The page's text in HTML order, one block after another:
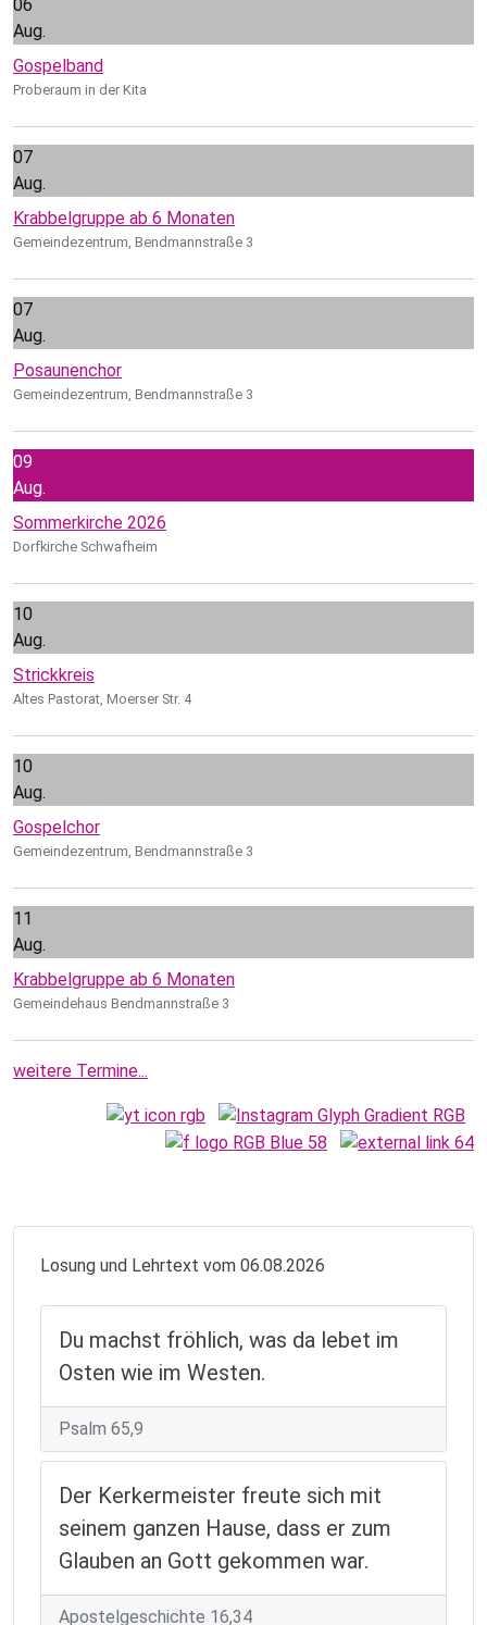
06
Aug.
Gospelband
Proberaum in der Kita
07
Aug.
Krabbelgruppe ab 6 Monaten
Gemeindezentrum, Bendmannstraße 3
07
Aug.
Posaunenchor
Gemeindezentrum, Bendmannstraße 3
09
Aug.
Sommerkirche 2026
Dorfkirche Schwafheim
10
Aug.
Strickkreis
Altes Pastorat, Moerser Str. 4
10
Aug.
Gospelchor
Gemeindezentrum, Bendmannstraße 3
11
Aug.
Krabbelgruppe ab 6 Monaten
Gemeindehaus Bendmannstraße 3
weitere Termine...
Losung und Lehrtext vom 06.08.2026
Du machst fröhlich, was da lebet im
Osten wie im Westen.
Psalm 65,9
Der Kerkermeister freute sich mit
seinem ganzen Hause, dass er zum
Glauben an Gott gekommen war.
Apostelgeschichte 16,34